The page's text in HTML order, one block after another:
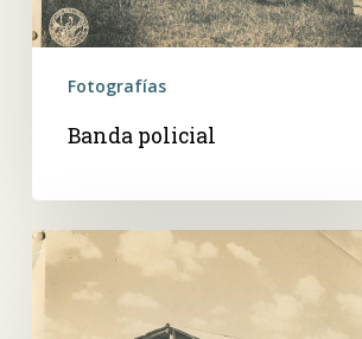
Fotografías
Banda policial
Galpones